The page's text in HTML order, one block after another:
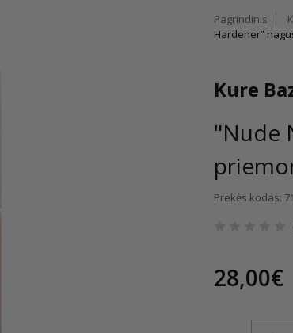
Pagrindinis
Hardener”
Kure
"Nude
Prekės kodas:
28,00€